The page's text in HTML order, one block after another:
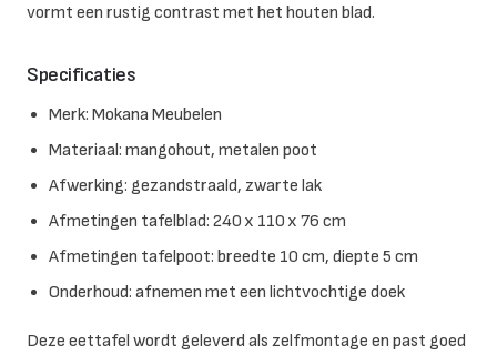
vormt een rustig contrast met het houten blad.
Specificaties
Merk: Mokana Meubelen
Materiaal: mangohout, metalen poot
Afwerking: gezandstraald, zwarte lak
Afmetingen tafelblad: 240 x 110 x 76 cm
Afmetingen tafelpoot: breedte 10 cm, diepte 5 cm
Onderhoud: afnemen met een lichtvochtige doek
Deze eettafel wordt geleverd als zelfmontage en past goed